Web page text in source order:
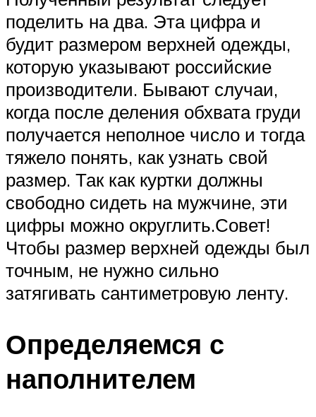
поделить на два. Эта цифра и
будит размером верхней одежды,
которую указывают российские
производители. Бывают случаи,
когда после деления обхвата груди
получается неполное число и тогда
тяжело понять, как узнать свой
размер. Так как куртки должны
свободно сидеть на мужчине, эти
цифры можно округлить.Совет!
Чтобы размер верхней одежды был
точным, не нужно сильно
затягивать сантиметровую ленту.
Определяемся с
наполнителем